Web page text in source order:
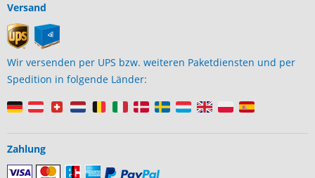
Versand
Wir versenden per UPS bzw. weiteren Paketdiensten und per
Spedition in folgende Länder:
Zahlung